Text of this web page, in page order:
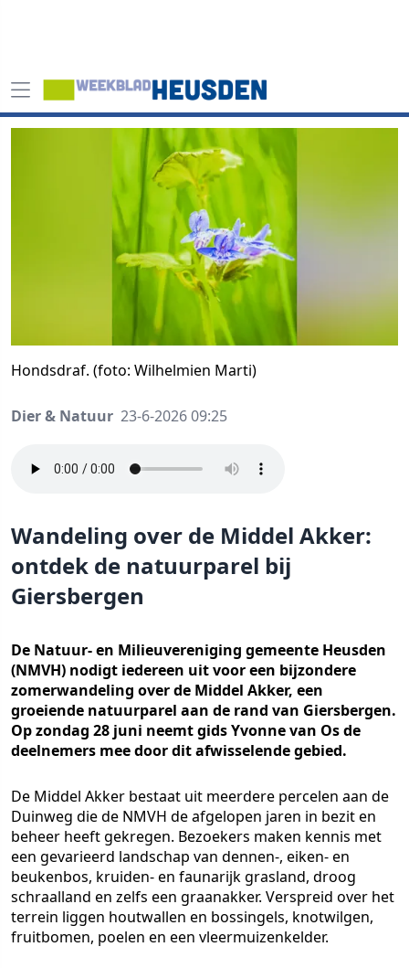
Hondsdraf. (foto: Wilhelmien Marti)
Dier & Natuur 23-6-2026 09:25
Wandeling over de Middel Akker:
ontdek de natuurparel bij
Giersbergen
De Natuur- en Milieuvereniging gemeente Heusden
(NMVH) nodigt iedereen uit voor een bijzondere
zomerwandeling over de Middel Akker, een
groeiende natuurparel aan de rand van Giersbergen.
Op zondag 28 juni neemt gids Yvonne van Os de
deelnemers mee door dit afwisselende gebied.
De Middel Akker bestaat uit meerdere percelen aan de
Duinweg die de NMVH de afgelopen jaren in bezit en
beheer heeft gekregen. Bezoekers maken kennis met
een gevarieerd landschap van dennen-, eiken- en
beukenbos, kruiden- en faunarijk grasland, droog
schraalland en zelfs een graanakker. Verspreid over het
terrein liggen houtwallen en bossingels, knotwilgen,
fruitbomen, poelen en een vleermuizenkelder.